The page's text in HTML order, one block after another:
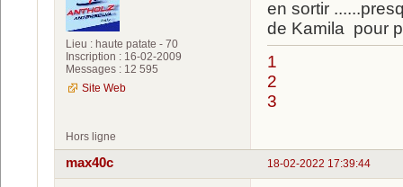
Lieu : haute patate - 70
Inscription : 16-02-2009
Messages : 12 595
Site Web
en sortir
de Kamila pour
1
2
3
Hors ligne
18-02-2022 17:39:44
max40c